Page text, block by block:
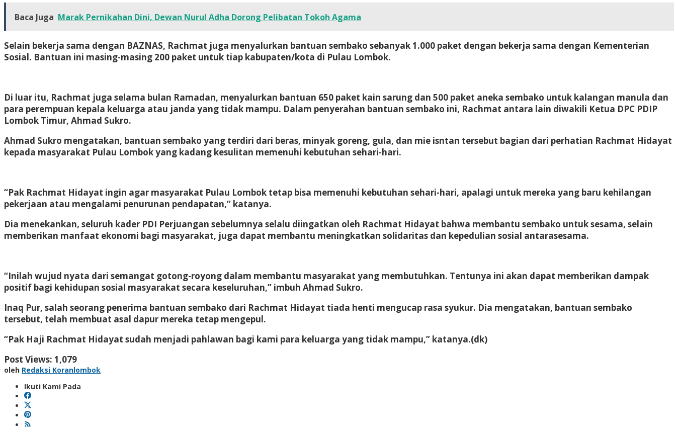
Baca Juga Marak Pernikahan Dini, Dewan Nurul Adha Dorong Pelibatan Tokoh Agama
Selain bekerja sama dengan BAZNAS, Rachmat juga menyalurkan bantuan sembako sebanyak 1.000 paket dengan bekerja sama dengan Kementerian
Sosial. Bantuan ini masing-masing 200 paket untuk tiap kabupaten/kota di Pulau Lombok.
Di luar itu, Rachmat juga selama bulan Ramadan, menyalurkan bantuan 650 paket kain sarung dan 500 paket aneka sembako untuk kalangan manula dan
para perempuan kepala keluarga atau janda yang tidak mampu. Dalam penyerahan bantuan sembako ini, Rachmat antara lain diwakili Ketua DPC PDIP
Lombok Timur, Ahmad Sukro.
Ahmad Sukro mengatakan, bantuan sembako yang terdiri dari beras, minyak goreng, gula, dan mie isntan tersebut bagian dari perhatian Rachmat Hidayat
kepada masyarakat Pulau Lombok yang kadang kesulitan memenuhi kebutuhan sehari-hari.
“Pak Rachmat Hidayat ingin agar masyarakat Pulau Lombok tetap bisa memenuhi kebutuhan sehari-hari, apalagi untuk mereka yang baru kehilangan
pekerjaan atau mengalami penurunan pendapatan,” katanya.
Dia menekankan, seluruh kader PDI Perjuangan sebelumnya selalu diingatkan oleh Rachmat Hidayat bahwa membantu sembako untuk sesama, selain
memberikan manfaat ekonomi bagi masyarakat, juga dapat membantu meningkatkan solidaritas dan kepedulian sosial antarasesama.
“Inilah wujud nyata dari semangat gotong-royong dalam membantu masyarakat yang membutuhkan. Tentunya ini akan dapat memberikan dampak
positif bagi kehidupan sosial masyarakat secara keseluruhan,” imbuh Ahmad Sukro.
Inaq Pur, salah seorang penerima bantuan sembako dari Rachmat Hidayat tiada henti mengucap rasa syukur. Dia mengatakan, bantuan sembako
tersebut, telah membuat asal dapur mereka tetap mengepul.
“Pak Haji Rachmat Hidayat sudah menjadi pahlawan bagi kami para keluarga yang tidak mampu,” katanya.(dk)
Post Views: 1,079
oleh Redaksi Koranlombok
Ikuti Kami Pada